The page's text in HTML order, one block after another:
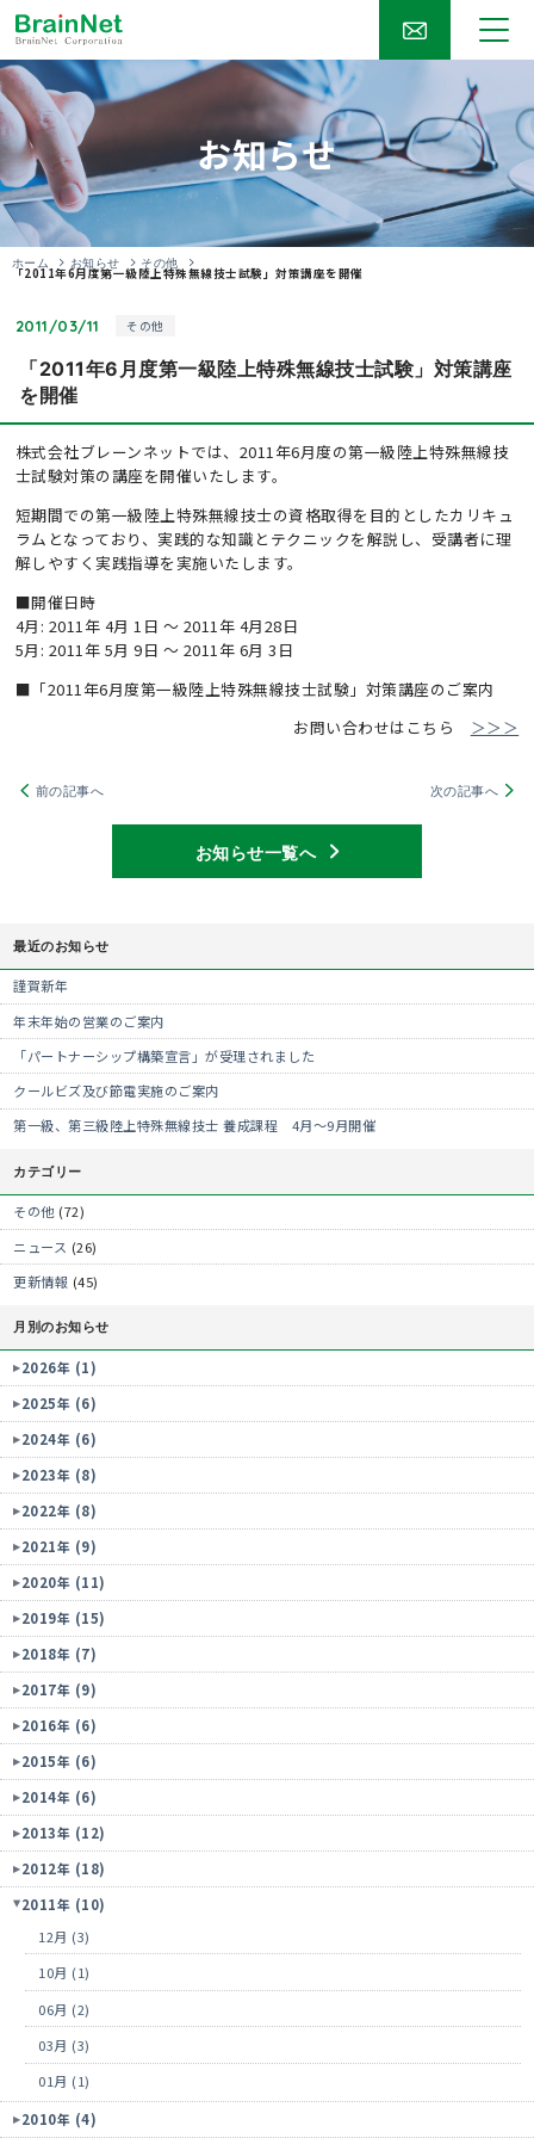
お知らせ
ホーム お知らせ その他
「2011年6月度第一級陸上特殊無線技士試験」対策講座を開催
2011/03/11 その他
「2011年6月度第一級陸上特殊無線技士試験」対策講座
を開催
株式会社ブレーンネットでは、2011年6月度の第一級陸上特殊無線技
士試験対策の講座を開催いたします。
短期間での第一級陸上特殊無線技士の資格取得を目的としたカリキュ
ラムとなっており、実践的な知識とテクニックを解説し、受講者に理
解しやすく実践指導を実施いたします。
■開催日時
4月: 2011年 4月 1日 ～ 2011年 4月28日
5月: 2011年 5月 9日 ～ 2011年 6月 3日
■「2011年6月度第一級陸上特殊無線技士試験」対策講座のご案内
お問い合わせはこちら ＞＞＞
前の記事へ 次の記事へ
お知らせ一覧へ
最近のお知らせ
謹賀新年
年末年始の営業のご案内
「パートナーシップ構築宣言」が受理されました
クールビズ及び節電実施のご案内
第一級、第三級陸上特殊無線技士 養成課程 4月～9月開催
カテゴリー
その他(72)
ニュース (26)
更新情報 (45)
月別のお知らせ
2026年 (1)
2025年 (6)
2024年 (6)
2023年 (8)
2022年 (8)
2021年 (9)
2020年 (11)
2019年 (15)
2018年 (7)
2017年 (9)
2016年 (6)
2015年 (6)
2014年 (6)
2013年 (12)
2012年 (18)
2011年 (10)
12月 (3)
10月 (1)
06月 (2)
03月 (3)
01月 (1)
2010年 (4)